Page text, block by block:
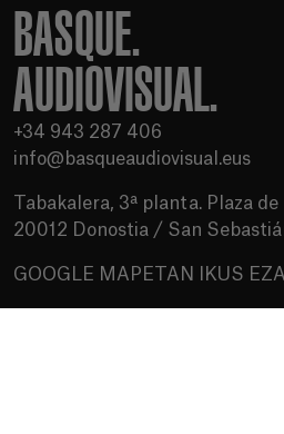
BASQUE.
AUDIOVISUAL.
+34 943 287 406
info@basqueaudiovisual.eus
Tabakalera, 3ª planta. Plaza
20012 Donostia / San
GOOGLE MAPETAN IKUS